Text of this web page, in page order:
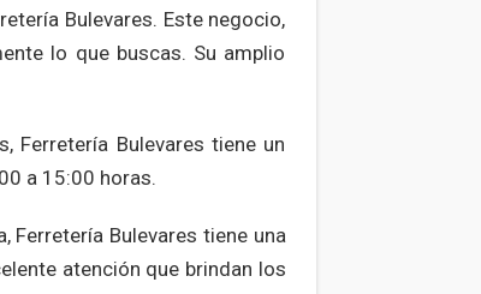
Bulevares. Este negocio,
lo que buscas. Su amplio
Ferretería Bulevares tiene un
a 15:00 horas.
Bulevares tiene una
atención que brindan los